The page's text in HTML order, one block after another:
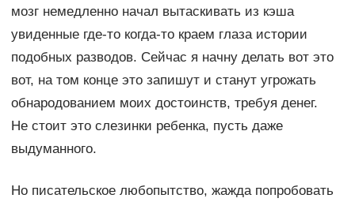
мозг немедленно начал вытаскивать из кэша
увиденные где-то когда-то краем глаза истории
подобных разводов. Сейчас я начну делать вот это
вот, на том конце это запишут и станут угрожать
обнародованием моих достоинств, требуя денег.
Не стоит это слезинки ребенка, пусть даже
выдуманного.
Но писательское любопытство, жажда попробовать